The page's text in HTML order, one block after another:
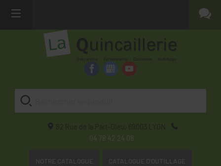
82 Rue de la Part-Dieu, 69003
LYON
04 78 42 24 08
NOTRE CATALOGUE CATALOGUE D'OUTILLAGE